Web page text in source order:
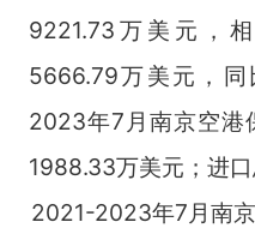
9221.73万美元，
5666.79万美元，同
2023年7月南京空港
1988.33万美元；进口
2021-2023年7月南